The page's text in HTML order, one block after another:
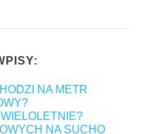
NA METR
NA SUCHO